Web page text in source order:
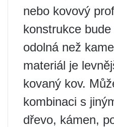
nebo kovový
konstrukce
odolná než
materiál je
kovaný kov.
kombinaci s
dřevo, kámen,